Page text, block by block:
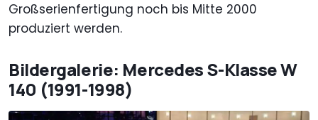
Großserienfertigung noch bis Mitte 2000
produziert werden.
Bildergalerie: Mercedes S-Klasse W
140 (1991-1998)